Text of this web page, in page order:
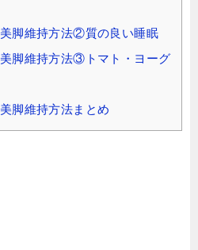
脚維持方法②質の良い睡眠
脚維持方法③トマト・ヨーグ
脚維持方法まとめ